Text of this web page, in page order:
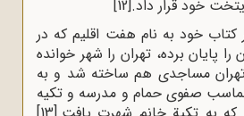
خود قرار داد.[12]
کتاب خود به نام هفت اقلیم که در
آن را پایان برده، تهران را شهر خوانده
مساجدی هم ساخته شد و به
صفوی حمام و مدرسه و تکیه